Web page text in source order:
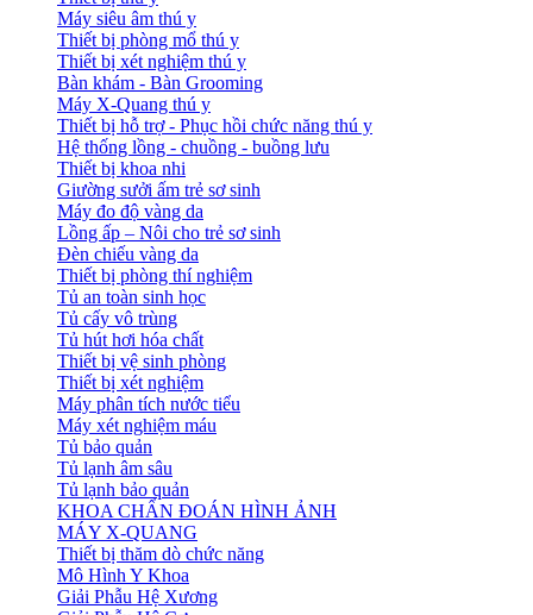
Máy siêu âm thú y
Thiết bị phòng mổ thú y
Thiết bị xét nghiệm thú y
Bàn khám - Bàn Grooming
Máy X-Quang thú y
Thiết bị hỗ trợ - Phục hồi chức năng thú y
Hệ thống lồng - chuồng - buồng lưu
Thiết bị khoa nhi
Giường sưởi ấm trẻ sơ sinh
Máy đo độ vàng da
Lồng ấp – Nôi cho trẻ sơ sinh
Đèn chiếu vàng da
Thiết bị phòng thí nghiệm
Tủ an toàn sinh học
Tủ cấy vô trùng
Tủ hút hơi hóa chất
Thiết bị vệ sinh phòng
Thiết bị xét nghiệm
Máy phân tích nước tiểu
Máy xét nghiệm máu
Tủ bảo quản
Tủ lạnh âm sâu
Tủ lạnh bảo quản
KHOA CHẨN ĐOÁN HÌNH ẢNH
MÁY X-QUANG
Thiết bị thăm dò chức năng
Mô Hình Y Khoa
Giải Phẫu Hệ Xương